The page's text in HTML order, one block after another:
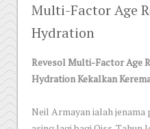
Multi-Factor Age
Hydration
Revesol Multi-Factor Age
Hydration Kekalkan
Neil Armayan ialah